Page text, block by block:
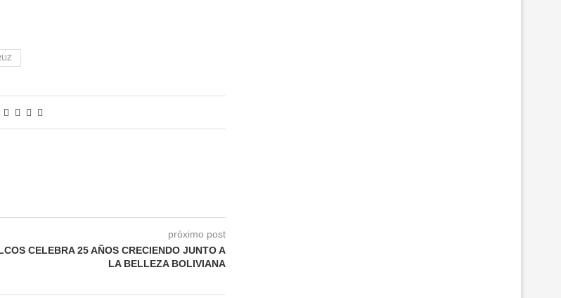
próximo post
CELEBRA 25 AÑOS CRECIENDO JUNTO A
LA BELLEZA BOLIVIANA